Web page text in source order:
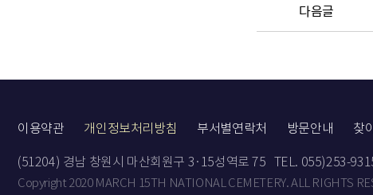
다음글
이용약관 개인정보처리방침 부서별연락처 방문안내 찾
(51204) 경남 창원시 마산회원구 3·15성역로 75 TEL. 055)253-
Copyright 2020 MARCH 15TH NATIONAL CEMETERY. ALL RIGHTS